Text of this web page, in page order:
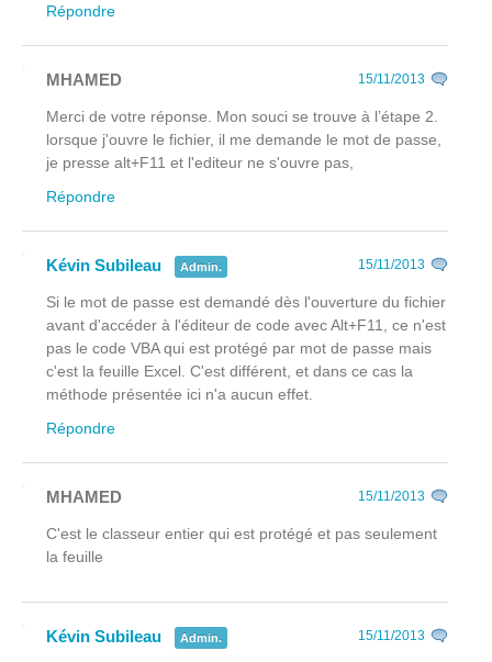
Répondre
MHAMED 15/11/2013
Merci de votre réponse. Mon souci se trouve à l’étape 2.
lorsque j'ouvre le fichier, il me demande le mot de passe,
je presse alt+F11 et l'editeur ne s'ouvre pas,
Répondre
Kévin Subileau Admin. 15/11/2013
Si le mot de passe est demandé dès l'ouverture du fichier
avant d'accéder à l'éditeur de code avec Alt+F11, ce n'est
pas le code VBA qui est protégé par mot de passe mais
c'est la feuille Excel. C'est différent, et dans ce cas la
méthode présentée ici n'a aucun effet.
Répondre
MHAMED 15/11/2013
C'est le classeur entier qui est protégé et pas seulement
la feuille
Kévin Subileau Admin. 15/11/2013